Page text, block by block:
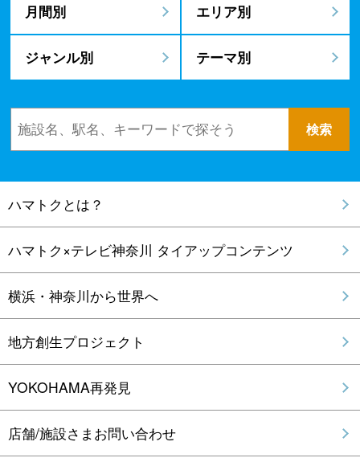
月間別 エリア別
ジャンル別 テーマ別
ハマトクとは？
ハマトク×テレビ神奈川 タイアップコンテンツ
横浜・神奈川から世界へ
地方創生プロジェクト
YOKOHAMA再発見
店舗/施設さまお問い合わせ